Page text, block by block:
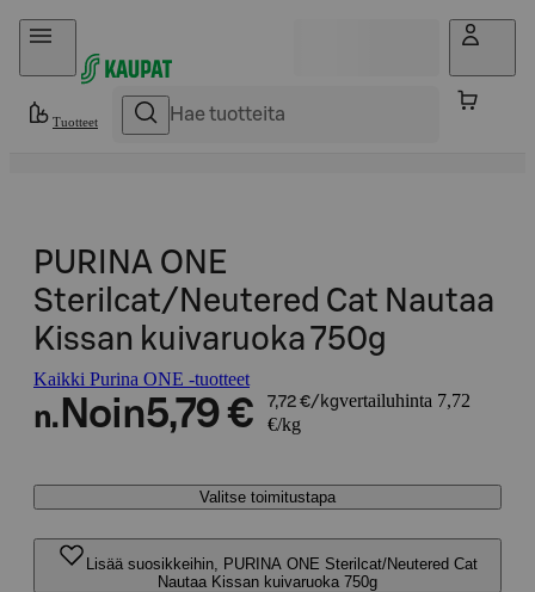
Hyppää sisältöön
Tuotteet
PURINA ONE
Sterilcat/Neutered Cat Nautaa
Kissan kuivaruoka 750g
Kaikki Purina ONE -tuotteet
n. Noin5,79 € 7,72 €/kgvertailuhinta 7,72
€/kg
Valitse toimitustapa
Lisää suosikkeihin, PURINA ONE Sterilcat/Neutered Cat
Nautaa Kissan kuivaruoka 750g